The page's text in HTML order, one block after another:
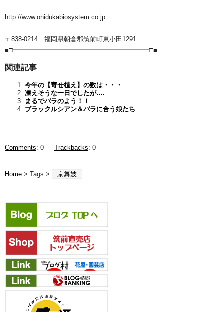
http://www.onidukabiosystem.co.jp
〒838-0214 福岡県朝倉郡筑前町東小田1291
■□━━━━━━━━━━━━━━━━━━━━━□■
関連記事
今年の【寄せ植え】の数は・・・
凍えそうな一日でしたが….
まるでバラのよう！！
ブラックルシアン＆バラに合う娘たち
Comments: 0 Trackbacks: 0
Home > Tags > 京舞妓